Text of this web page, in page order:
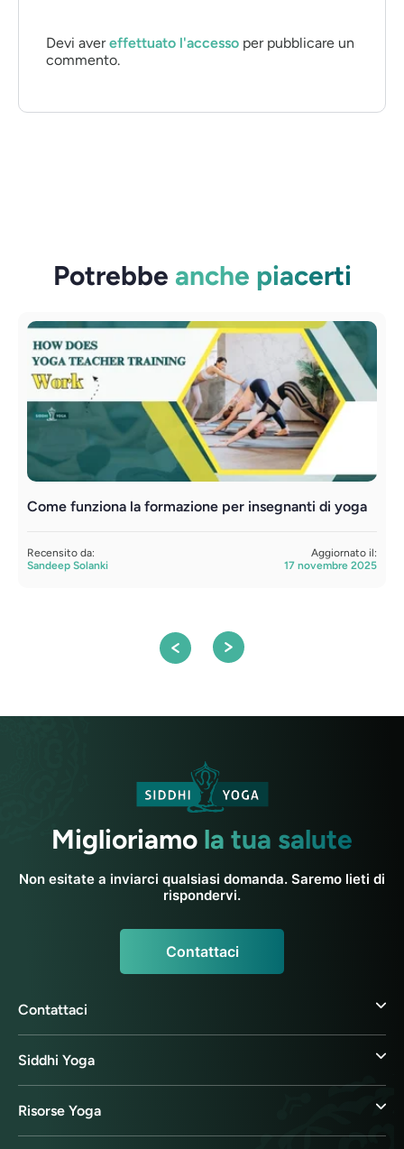
Devi avereffettuato l'accesso per pubblicare un
commento.
Potrebbe anche piacerti
Come funziona la formazione per insegnanti di yoga
Recensito da:
Sandeep Solanki
Aggiornato il:
17 novembre 2025
Miglioriamo la tua salute
Non esitate a inviarci qualsiasi domanda. Saremo lieti di
rispondervi.
Contattaci
Contattaci
Siddhi Yoga
Risorse Yoga